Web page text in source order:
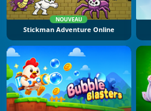
NOUVEAU
Stickman Adventure Online